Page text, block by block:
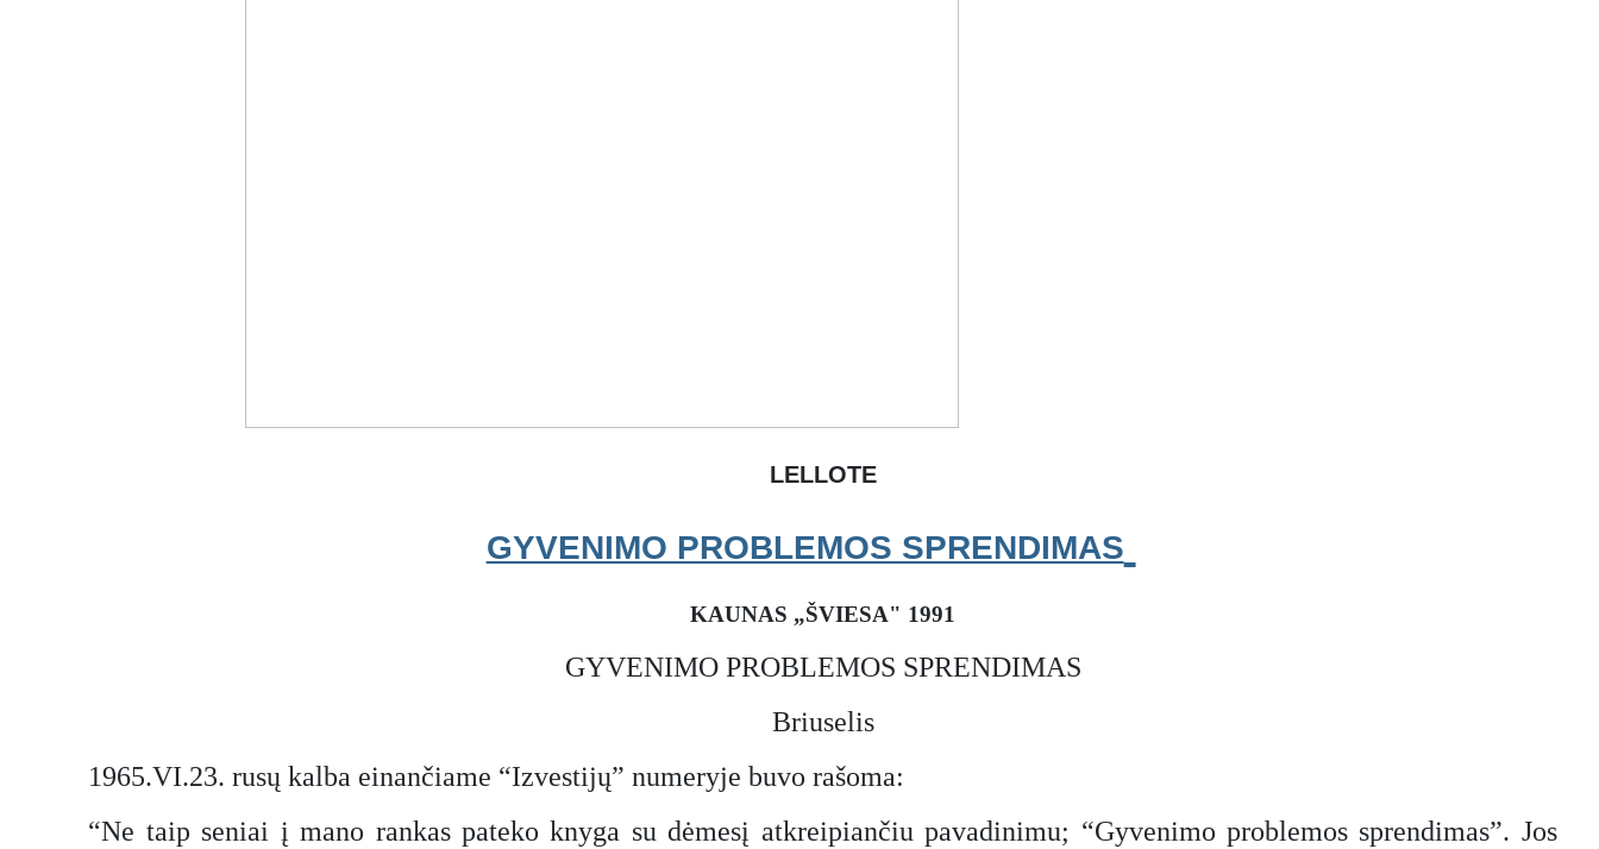
LELLOTE
GYVENIMO PROBLEMOS SPRENDIMAS
KAUNAS „ŠVIESA" 1991
GYVENIMO PROBLEMOS SPRENDIMAS
Briuselis
1965.VI.23. rusų kalba einančiame “Izvestijų” numeryje buvo rašoma:
“Ne taip seniai į mano rankas pateko knyga su dėmesį atkreipiančiu pavadinimu; “Gyvenimo problemos sprendimas”. Jos